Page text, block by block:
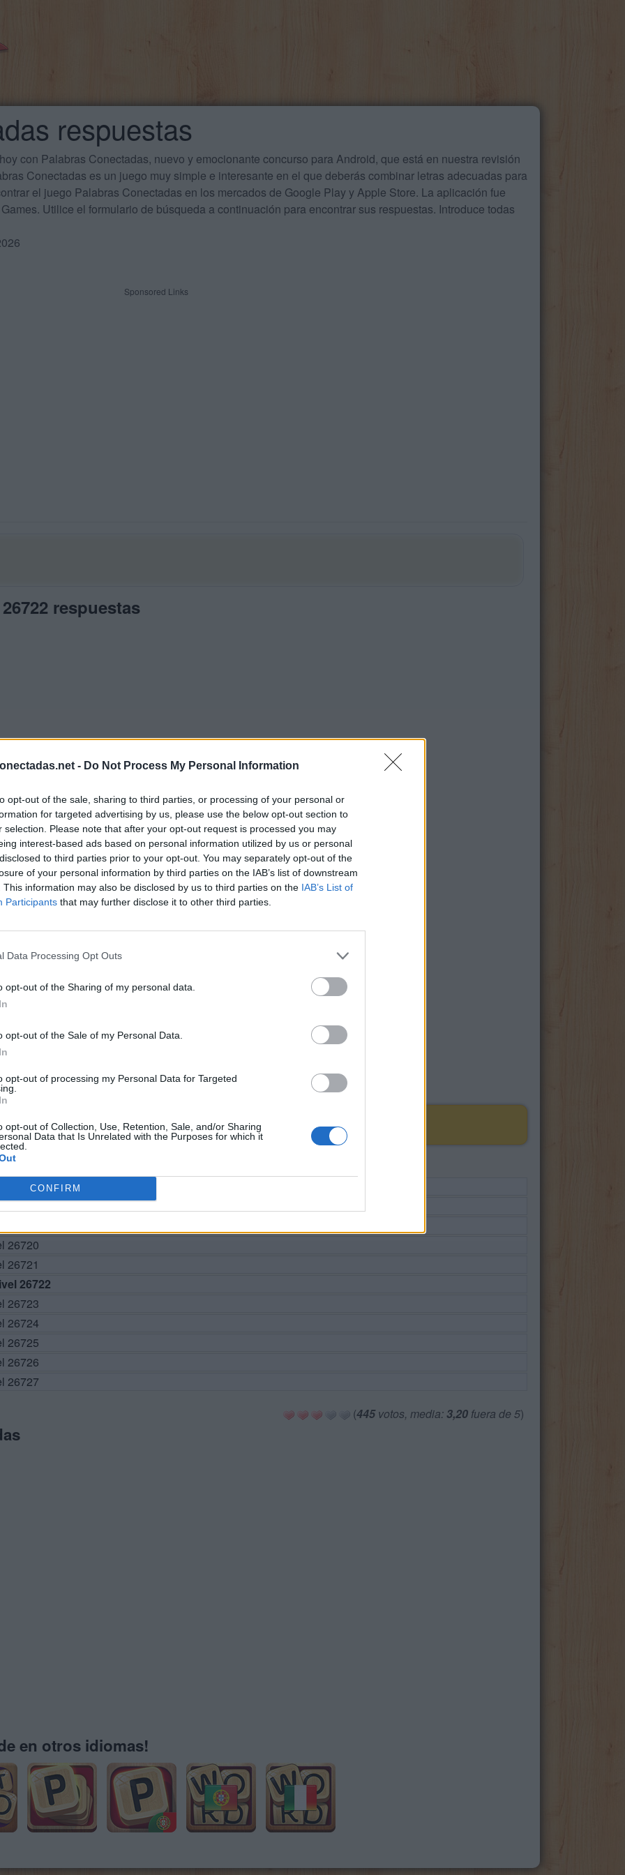
- Do Not Process My Personal Information
opt-out of the sale, sharing to third parties, or processing of your personal or
for targeted advertising by us, please use the below opt-out section to
selection. Please note that after your opt-out request is processed you may
interest-based ads based on personal information utilized by us or personal
to third parties prior to your opt-out. You may separately opt-out of the
of your personal information by third parties on the IAB’s list of downstream
This information may also be disclosed by us to third parties on the IAB’s List of
Participants that may further disclose it to other third parties.
Data Processing Opt Outs
opt-out of the Sharing of my personal data.
opt-out of the Sale of my Personal Data.
opt-out of processing my Personal Data for Targeted
opt-out of Collection, Use, Retention, Sale, and/or Sharing
Data that Is Unrelated with the Purposes for which it
CONFIRM
respuestas
con Palabras Conectadas, nuevo y emocionante concurso para Android, que está en nuestra revisión
Conectadas es un juego muy simple e interesante en el que deberás combinar letras adecuadas para
el juego Palabras Conectadas en los mercados de Google Play y Apple Store. La aplicación fue
Utilice el formulario de búsqueda a continuación para encontrar sus respuestas. Introduce todas
Sponsored Links
respuestas
BUSCAR MÁS RESPUESTAS
26717
26718
26720
26721
26722
26723
26724
26725
26726
26727
(445votos, media: 3,20 fuera de 5)
en otros idiomas!